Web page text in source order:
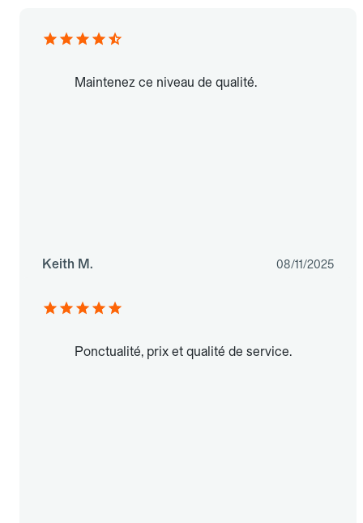
Maintenez ce niveau de qualité.
Keith M. 08/11/2025
Ponctualité, prix et qualité de service.